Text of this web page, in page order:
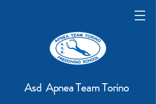
Asd Apnea Team Torino